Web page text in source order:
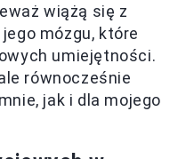
wiążą się z
mózgu, które
umiejętności.
równocześnie
jak i dla mojego